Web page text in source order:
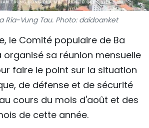
VIDÉO
À PROPOS DU "PEUPLE"
TIẾNG VIỆT
ENGLISH
中文
Ria-Vung Tau. Photo: daidoanket
le Comité populaire de Ba
organisé sa réunion mensuelle
faire le point sur la situation
de défense et de sécurité
cours du mois d'août et des
de cette année.